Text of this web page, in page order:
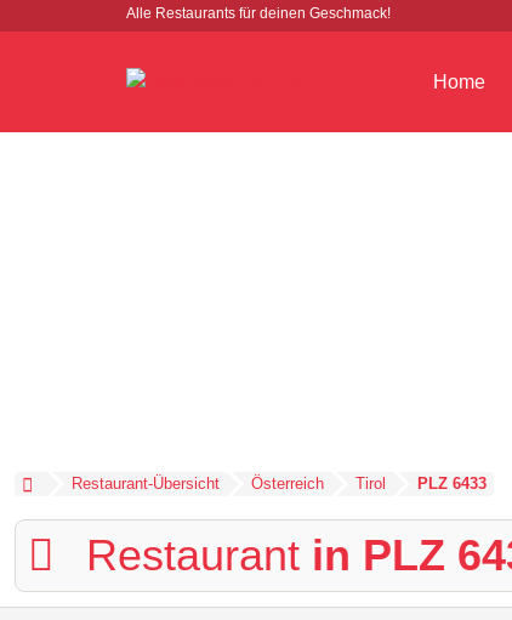
Alle Restaurants für deinen Geschmack!
Home
Restaurant-Übersicht Österreich Tirol PLZ 6433
Restaurant in PLZ